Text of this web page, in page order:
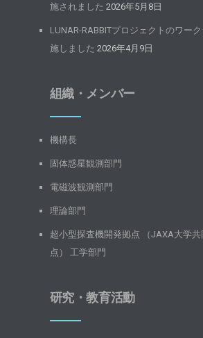
施されました 2026年5月8日
LUNAR-RABBITプロジェクトのワー
施しました 2026年4月9日
組織・メンバー
機構長
固体惑星観測部門
電磁波観測部門
理論部門
超小型探査機開発拠点 （JAXA大学
点） 工学部門
研究・教育活動